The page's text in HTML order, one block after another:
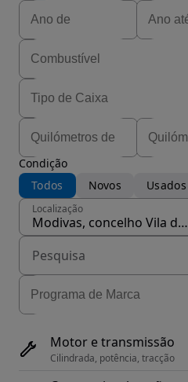
Condição
Todos
Novos Usados
Localização
Modivas, concelho Vila do Conde
Motor e transmissão
Cilindrada, potência, tracção